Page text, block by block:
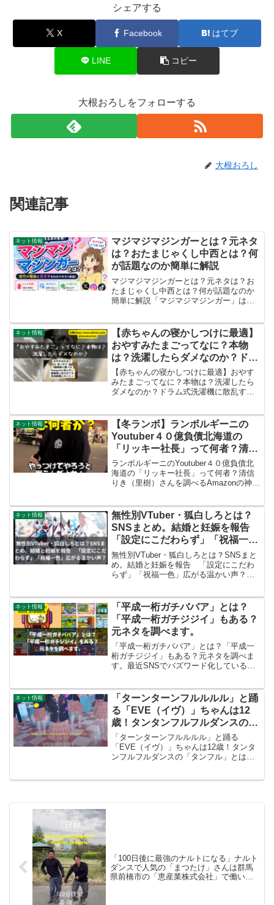
シェアする
X Facebook はてブ
LINE コピー
大根おろしをフォローする
大根おろし
関連記事
ネット情報
マジマジマジンガーとは？元ネタ
は？おたまじゃくし中西とは？何
が話題なのか簡単に解説
マジマジマジンガーとは？元ネタは？お
たまじゃくし中西とは？何が話題なのか
簡単に解説「マジマジマジンガー」は、
Instagramなどへ広がりました。この記事
では、どのよう...
ネット情報
【赤ちゃんの寝かしつけに最適】
おやすみたまごってなに？本物
は？洗濯したらダメなのか？ドラ
ム式洗濯機に散乱するビーズ動画
とママ代行ミルク屋さんを調べた
よ
【赤ちゃんの寝かしつけに最適】おやす
みたまごってなに？本物は？洗濯したら
ダメなのか？ドラム式洗濯機に散乱する
して人気の「おやすみたまご」。SNSで
は「洗濯機で洗ったら大...
ネット情報
【冬ランボ】ランボルギーニの
Youtuber４０億負債北海道の
「リッキー社長」って何者？清信
りき（里樹）さんを調べる
ランボルギーニのYoutuber４０億負債北
海道の「リッキー社長」って何者？清信
りき（里樹）さんを調べるAmazonの神ア
調べたいと思います。北海道のSNSで話
題！リッ...
ネット情報
無性別VTuber・狐白しろとは？
SNSまとめ。結婚と妊娠を報告
「設定にこだわらず」「祝福一
色」広がる温かい声？
無性別VTuber・狐白しろとは？SNSまと
め。結婚と妊娠を報告 「設定にこだわ
らず」「祝福一色」広がる温かい声？人
てきた彼女があえて公表に踏み切った背
景には、「...
ネット情報
「平成一桁ガチババア」とは？
「平成一桁ガチジジイ」もある？
元ネタを調べます。
「平成一桁ガチババア」とは？「平成一
桁ガチジジイ」もある？元ネタを調べま
す。最近SNSでバズワード化している
自虐的に自分をそう呼びながら、小中高
時代に流行した...
ネット情報
「ターンターンフルルルル」と踊
る「EVE（イヴ）」ちゃんは12
歳！タンタンフルフルダンスの
「タンフル」とはなにか？マラタ
ンとは何か？TiktokやYoutubeで
人気の曲「malatanghulu」とダ
「ターンターンフルルルル」と踊る
「EVE（イヴ）」ちゃんは12歳！タンタ
ンフルフルダンスの「タンフル」とはな
「100日後に最強のナルトになる」ナルト
ダンスで人気の「まつたけ」さんは群馬
県前橋市の「恵産業株式会社」で働いて